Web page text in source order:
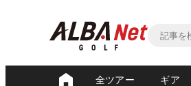
全ツアー ギア